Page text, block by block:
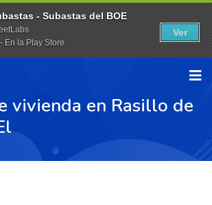
vivienda en Rasillo de
- Subastas del BOE
En la Play Store
Ver